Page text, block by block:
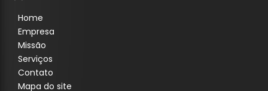
Home
Empresa
Missão
Serviços
Contato
Mapa do site